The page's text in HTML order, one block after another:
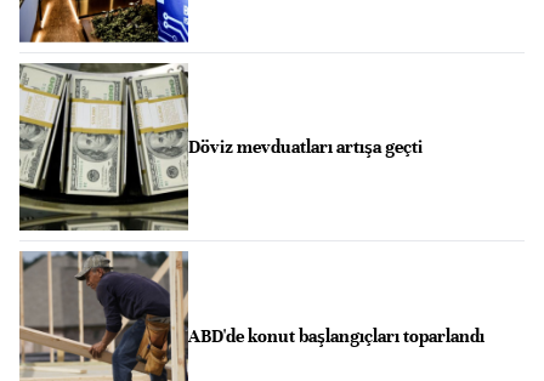
Döviz mevduatları artışa geçti
ABD'de konut başlangıçları toparlandı